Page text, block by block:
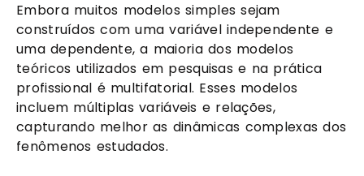
Embora muitos modelos simples sejam
construídos com uma variável independente e
uma dependente, a maioria dos modelos
teóricos utilizados em pesquisas e na prática
profissional é multifatorial. Esses modelos
incluem múltiplas variáveis e relações,
capturando melhor as dinâmicas complexas dos
fenômenos estudados.